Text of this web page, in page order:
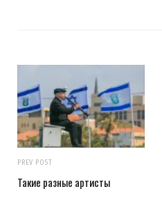
PREV POST
Такие разные артисты